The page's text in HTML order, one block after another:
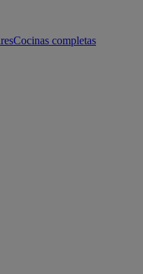
Cocinas completas